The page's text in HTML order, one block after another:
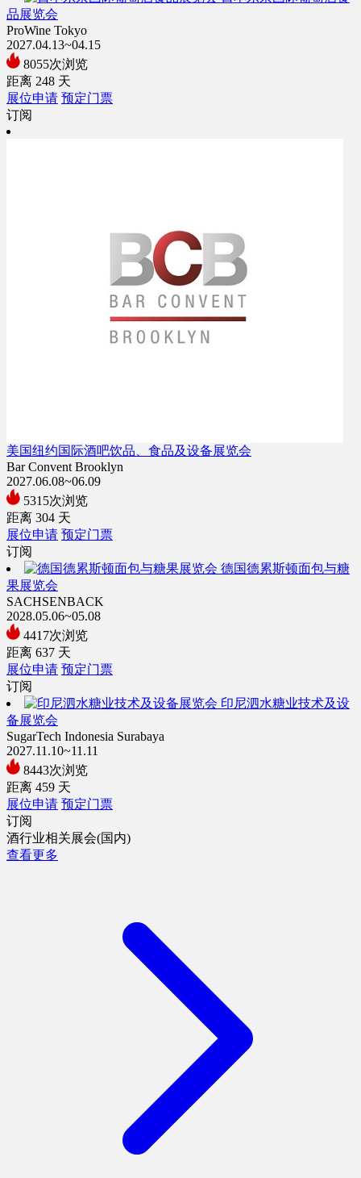
品展览会
ProWine Tokyo
2027.04.13~04.15
8055次浏览
距离 248 天
展位申请 预定门票
订阅
美国纽约国际酒吧饮品、食品及设备展览会
Bar Convent Brooklyn
2027.06.08~06.09
5315次浏览
距离 304 天
展位申请 预定门票
订阅
德国德累斯顿面包与糖
果展览会
SACHSENBACK
2028.05.06~05.08
4417次浏览
距离 637 天
展位申请 预定门票
订阅
印尼泗水糖业技术及设
备展览会
SugarTech Indonesia Surabaya
2027.11.10~11.11
8443次浏览
距离 459 天
展位申请 预定门票
订阅
酒行业相关展会(国内)
查看更多